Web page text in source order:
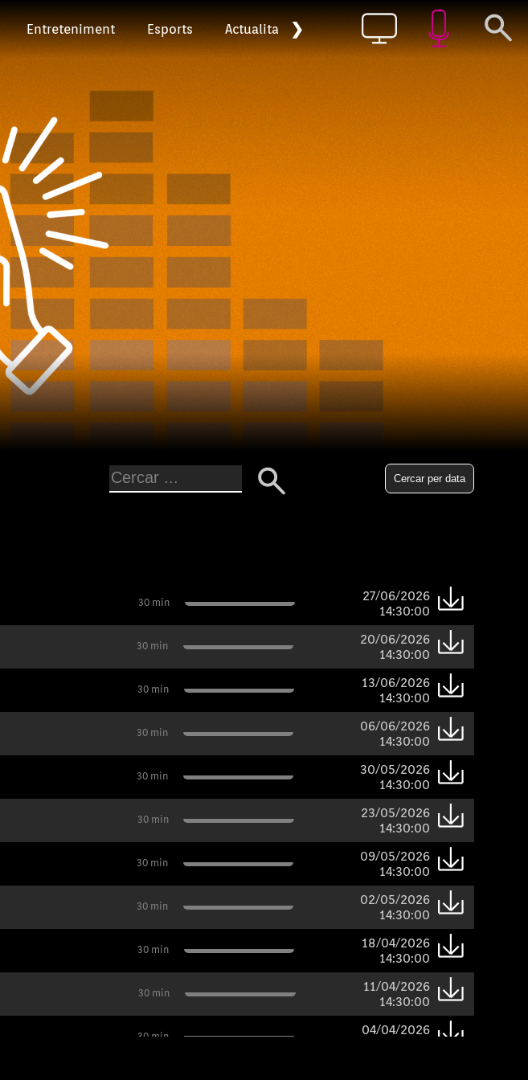
Entreteniment Esports Actualitat Pòdcast
❯
Cercar per data
30 min
27/06/2026
14:30:00
30 min
20/06/2026
14:30:00
30 min
13/06/2026
14:30:00
30 min
06/06/2026
14:30:00
30 min
30/05/2026
14:30:00
30 min
23/05/2026
14:30:00
30 min
09/05/2026
14:30:00
30 min
02/05/2026
14:30:00
30 min
18/04/2026
14:30:00
30 min
11/04/2026
14:30:00
30 min
04/04/2026